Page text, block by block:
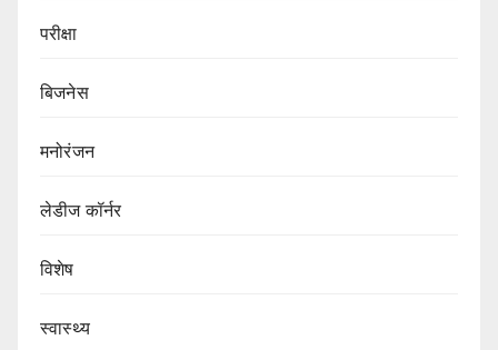
परीक्षा
बिजनेस
मनोरंजन
लेडीज कॉर्नर
विशेष
स्वास्थ्य